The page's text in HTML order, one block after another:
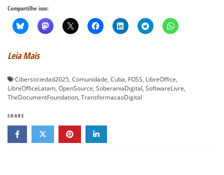
Compartilhe isso:
Leia Mais
Cibersociedad2025, Comunidade, Cuba, FOSS, LibreOffice,
LibreOfficeLatam, OpenSource, SoberaniaDigital, SoftwareLivre,
TheDocumentFoundation, TransformacaoDigital
SHARE